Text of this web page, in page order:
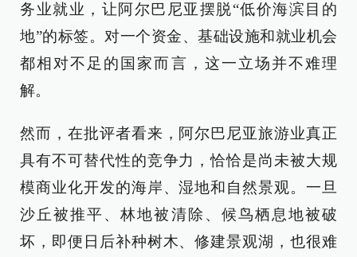
务业就业，让阿尔巴尼亚摆脱“低价海滨目的
地”的标签。对一个资金、基础设施和就业机会
都相对不足的国家而言，这一立场并不难理
解。
然而，在批评者看来，阿尔巴尼亚旅游业真正
具有不可替代性的竞争力，恰恰是尚未被大规
模商业化开发的海岸、湿地和自然景观。一旦
沙丘被推平、林地被清除、候鸟栖息地被破
坏，即便日后补种树木、修建景观湖，也很难